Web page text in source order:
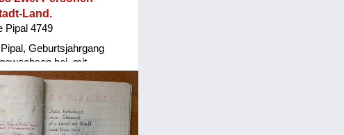
Land.
Pipal 4749
Geburtsjahrgang
bei, mit
und Eltern in einem
Wien. Sie:
Pipal, geb. 1949
aufgewachsen in Heimen
(Erinnerung, kollektives